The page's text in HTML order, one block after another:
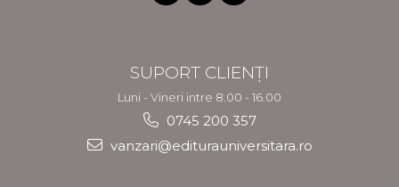
SUPORT CLIENȚI
Luni - Vineri intre 8.00 - 16.00
0745 200 357
vanzari@editurauniversitara.ro